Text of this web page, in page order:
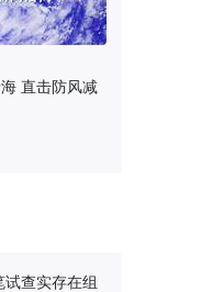
直击防风减
试查实存在组